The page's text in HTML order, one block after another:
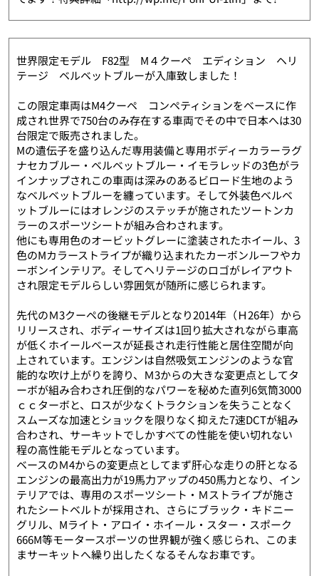
世界限定モデル F82型 M４クーペ エディション ヘリ
テージ ベルベットブルーが入庫致しました！
この限定車両はM4クーペ コンペティションをベースに作
成され世界で750台のみ存在する車両でその中で日本へは30
台限定で販売されました。
Mの遺伝子を盛り込んだ専用装備と専用ボディーカラーラグ
ナセカブルー・ベルベットブルー・イモラレッドの3色がラ
インナップされこの車両は深みのあるビロード生地のよう
なベルベットブルーを纏っています。そして外装色ベルベ
ットブルーにはオレンジのステッチが施されたツートンカ
ラーのスポーツシートが組み合わされます。
他にも専用色のオービットグレーに塗装されたホイール、3
色のMカラーストライプが織り込まれたカーボンルーフやカ
ーボンインテリア。そしてヘリテージのロゴがレイアウト
され限定モデルらしい雰囲気が随所に感じられます。
先代のＭ3クーペの後継モデルとなり2014年（Ｈ26年）から
リリースされ、ボディーサイズは1回り拡大されながら車高
が低くホイールベースが延長され走行性能と居住空間が向
上されています。エンジンは自然吸気エンジンのような官
能的な吹け上がりを誇り、Ｍ3からの大きな変更点としてタ
ーボが組み合わされ圧倒的なパワーを秘めた直列6気筒3000
ｃｃターボと、ロスが少なくトラクションを失うことなく
スムーズな加速とショックを限りなく抑えた7速DCTが組み
合わされ、サーキットでしかすべての性能を使い切れない
程の高性能モデルとなっています。
ベースのＭ4からの変更点としてまず肝心な走りの肝となる
エンジンの最高出力が19馬力アップの450馬力となり、イン
テリアでは、専用のスポーツシート・Ｍストライプが施さ
れたシートベルトが採用され、さらにブラック・キドニー
グリル、Mライト・アロイ・ホイール・スター・スポーク
666M等モータースポーツの世界観が強く感じられ、このま
まサーキットへ繰り出したくなるそんなお車です。